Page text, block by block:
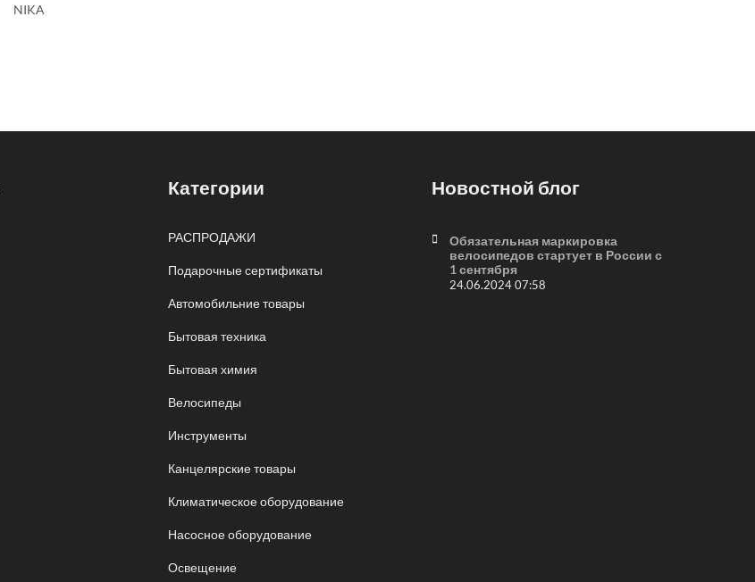
NIKA
Категории
РАСПРОДАЖИ
Подарочные сертификаты
Автомобильние товары
Бытовая техника
Бытовая химия
Велосипеды
Инструменты
Канцелярские товары
Климатическое оборудование
Насосное оборудование
Освещение
Новостной блог
Обязательная маркировка
велосипедов стартует в России с
1 сентября
24.06.2024 07:58